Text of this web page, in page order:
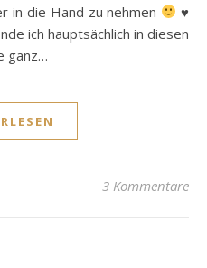
in die Hand zu nehmen
♥
ich hauptsächlich in diesen
ganz…
3 Kommentare